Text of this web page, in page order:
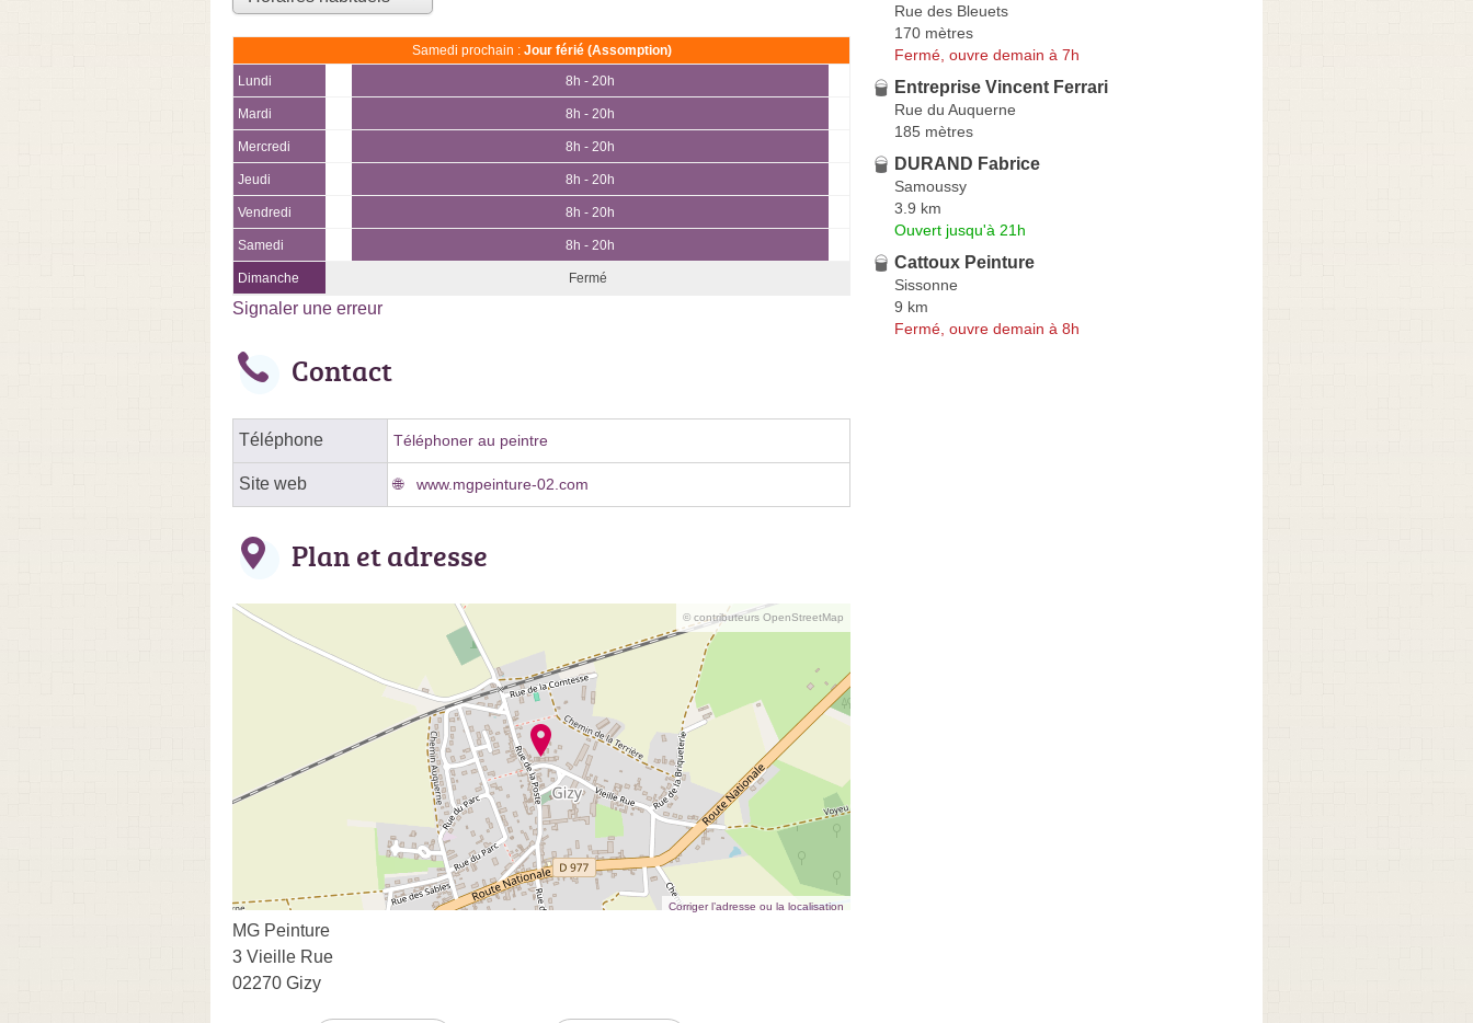
Samedi prochain : Jour férié (Assomption)
Lundi 8h - 20h
Mardi 8h - 20h
Mercredi 8h - 20h
Jeudi 8h - 20h
Vendredi 8h - 20h
Samedi 8h - 20h
Dimanche Fermé
Signaler une erreur
Contact
Téléphone Téléphoner au peintre
Site web www.mgpeinture-02.com
Plan et adresse
© contributeurs OpenStreetMap
Corriger l’adresse ou la localisation
MG Peinture
3 Vieille Rue
02270 Gizy
Rue des Bleuets
170 mètres
Fermé, ouvre demain à 7h
Entreprise Vincent Ferrari
Rue du Auquerne
185 mètres
DURAND Fabrice
Samoussy
3.9 km
Ouvert jusqu'à 21h
Cattoux Peinture
Sissonne
9 km
Fermé, ouvre demain à 8h